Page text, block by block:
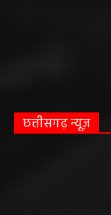
छत्तीसगढ़ न्यूज़